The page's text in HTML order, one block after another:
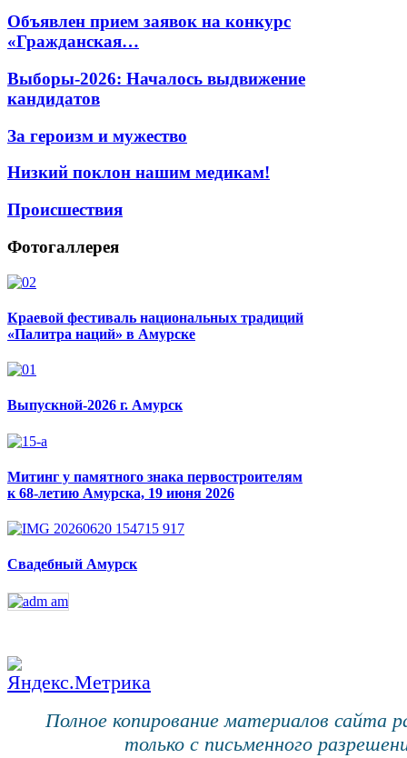
Объявлен прием заявок на конкурс
«Гражданская…
Выборы-2026: Началось выдвижение
кандидатов
За героизм и мужество
Низкий поклон нашим медикам!
Происшествия
Фотогаллерея
Краевой фестиваль национальных традиций
«Палитра наций» в Амурске
Выпускной-2026 г. Амурск
Митинг у памятного знака первостроителям
к 68-летию Амурска, 19 июня 2026
Свадебный Амурск
Полное копирование материалов сайта
только с письменного